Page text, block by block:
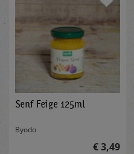
Senf Feige 125ml
Byodo
€ 3,49